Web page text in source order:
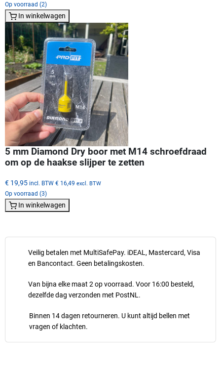
Veilig betalen met MultiSafePay. iDEAL, Mastercard, Visa
en Bancontact. Geen betalingskosten.
Van bijna elke maat 2 op voorraad. Voor 16:00 besteld,
dezelfde dag verzonden met PostNL.
Binnen 14 dagen retourneren. U kunt altijd bellen met
vragen of klachten.
Op voorraad (2)
In winkelwagen
5 mm Diamond Dry boor met M14 schroefdraad
om op de haakse slijper te zetten
€ 19,95 incl. BTW € 16,49 excl. BTW
Op voorraad (3)
In winkelwagen